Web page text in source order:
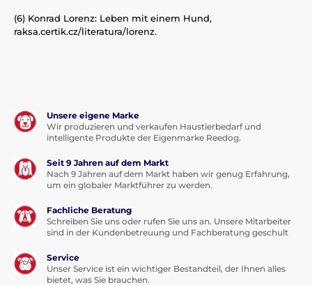
(6) Konrad Lorenz: Leben mit einem Hund,
raksa.certik.cz/literatura/lorenz.
Unsere eigene Marke
Wir produzieren und verkaufen Haustierbedarf und
intelligente Produkte der Eigenmarke Reedog.
Seit 9 Jahren auf dem Markt
Nach 9 Jahren auf dem Markt haben wir genug Erfahrung,
um ein globaler Marktführer zu werden.
Fachliche Beratung
Schreiben Sie uns oder rufen Sie uns an. Unsere Mitarbeiter
sind in der Kundenbetreuung und Fachberatung geschult
Service
Unser Service ist ein wichtiger Bestandteil, der Ihnen alles
bietet, was Sie brauchen.